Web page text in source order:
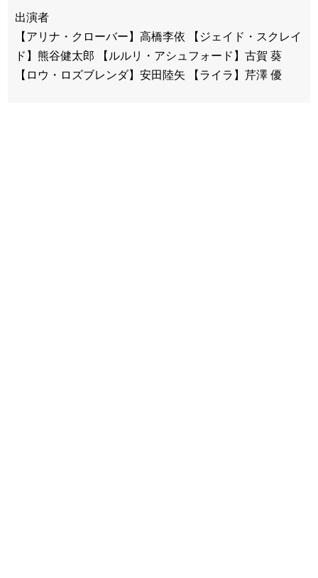
出演者
【アリナ・クローバー】高橋李依 【ジェイド・スクレイ
ド】熊谷健太郎 【ルルリ・アシュフォード】古賀 葵
【ロウ・ロズブレンダ】安田陸矢 【ライラ】芹澤 優